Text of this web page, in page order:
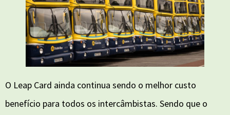
O Leap Card ainda continua sendo o melhor custo
benefício para todos os intercâmbistas. Sendo que o